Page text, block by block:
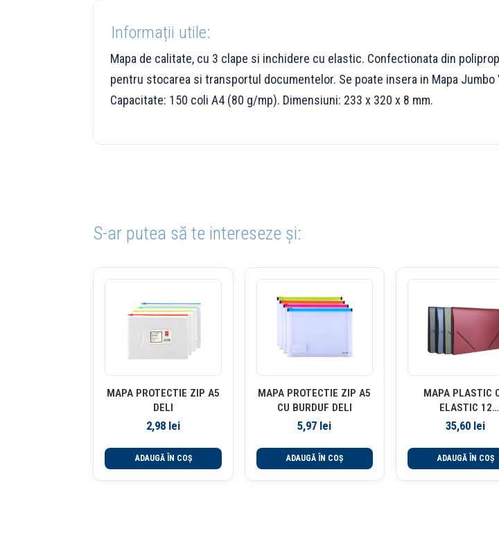
Informații utile:
Mapa de calitate, cu 3 clape si inchidere cu elastic. Confectionata din
pentru stocarea si transportul documentelor. Se poate insera in Mapa
Capacitate: 150 coli A4 (80 g/mp). Dimensiuni: 233 x 320 x 8 mm.
S-ar putea să te intereseze și:
MAPA PROTECTIE ZIP A5
DELI
2,98 lei
ADAUGĂ ÎN COȘ
MAPA PROTECTIE ZIP A5
CU BURDUF DELI
5,97 lei
ADAUGĂ ÎN COȘ
MAPA PLASTIC
ELASTIC 12
SEPARATOARE
35,60 lei
ADAUGĂ ÎN COȘ